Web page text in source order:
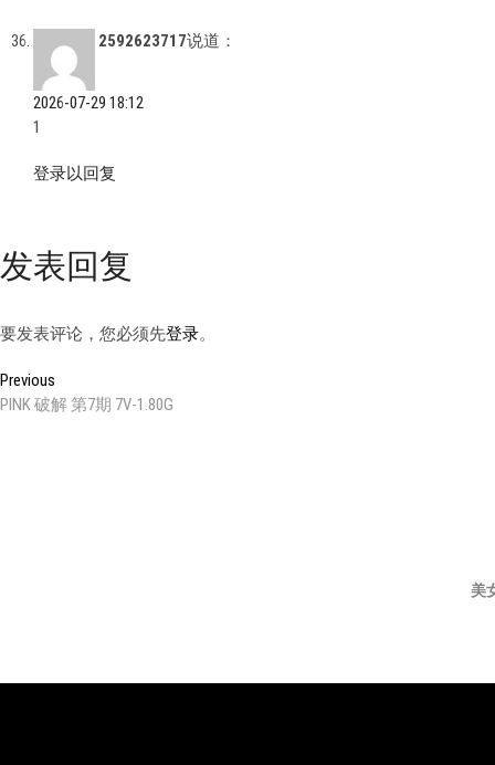
2592623717说道：
2026-07-29 18:12
1
登录以回复
发表回复
要发表评论，您必须先登录。
文
章
Previous
post:
PINK 破解 第7期 7V-1.80G
美